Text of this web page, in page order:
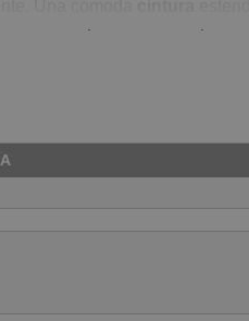
questo prodotto non sono